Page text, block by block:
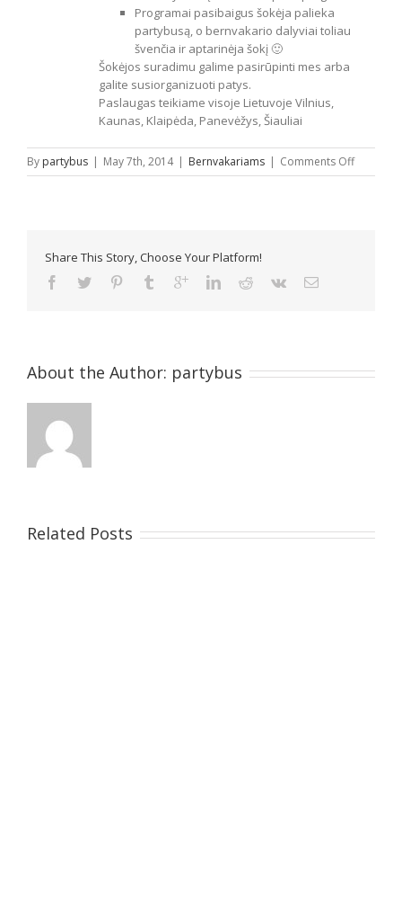
Programai pasibaigus šokėja palieka
partybusą, o bernvakario dalyviai toliau
švenčia ir aptarinėja šokį 🙂
Šokėjos suradimu galime pasirūpinti mes arba
galite susiorganizuoti patys.
Paslaugas teikiame visoje Lietuvoje Vilnius,
Kaunas, Klaipėda, Panevėžys, Šiauliai
By partybus | May 7th, 2014 | Bernvakariams | Comments Offon
Partybus
Share This Story, Choose Your Platform!
About the Author: partybus
Related Posts